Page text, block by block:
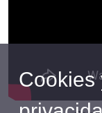
Cookies